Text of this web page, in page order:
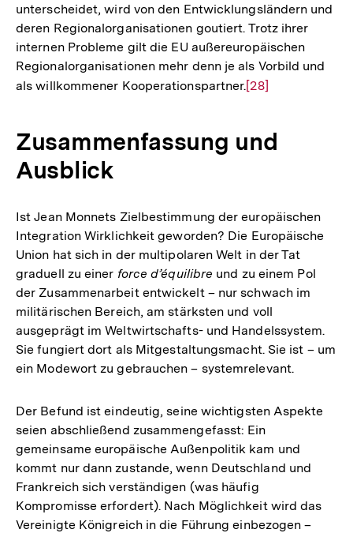
unterscheidet, wird von den Entwicklungsländern und
deren Regionalorganisationen goutiert. Trotz ihrer
internen Probleme gilt die EU außereuropäischen
Regionalorganisationen mehr denn je als Vorbild und
als willkommener Kooperationspartner.Zur
Fußnote
[28]
Zusammenfassung und
Ausblick
Ist Jean Monnets Zielbestimmung der europäischen
Integration Wirklichkeit geworden? Die Europäische
Union hat sich in der multipolaren Welt in der Tat
graduell zu einer force d’équilibre und zu einem Pol
der Zusammenarbeit entwickelt – nur schwach im
militärischen Bereich, am stärksten und voll
ausgeprägt im Weltwirtschafts- und Handelssystem.
Sie fungiert dort als Mitgestaltungsmacht. Sie ist – um
ein Modewort zu gebrauchen – systemrelevant.
Der Befund ist eindeutig, seine wichtigsten Aspekte
seien abschließend zusammengefasst: Ein
gemeinsame europäische Außenpolitik kam und
kommt nur dann zustande, wenn Deutschland und
Frankreich sich verständigen (was häufig
Kompromisse erfordert). Nach Möglichkeit wird das
Vereinigte Königreich in die Führung einbezogen –